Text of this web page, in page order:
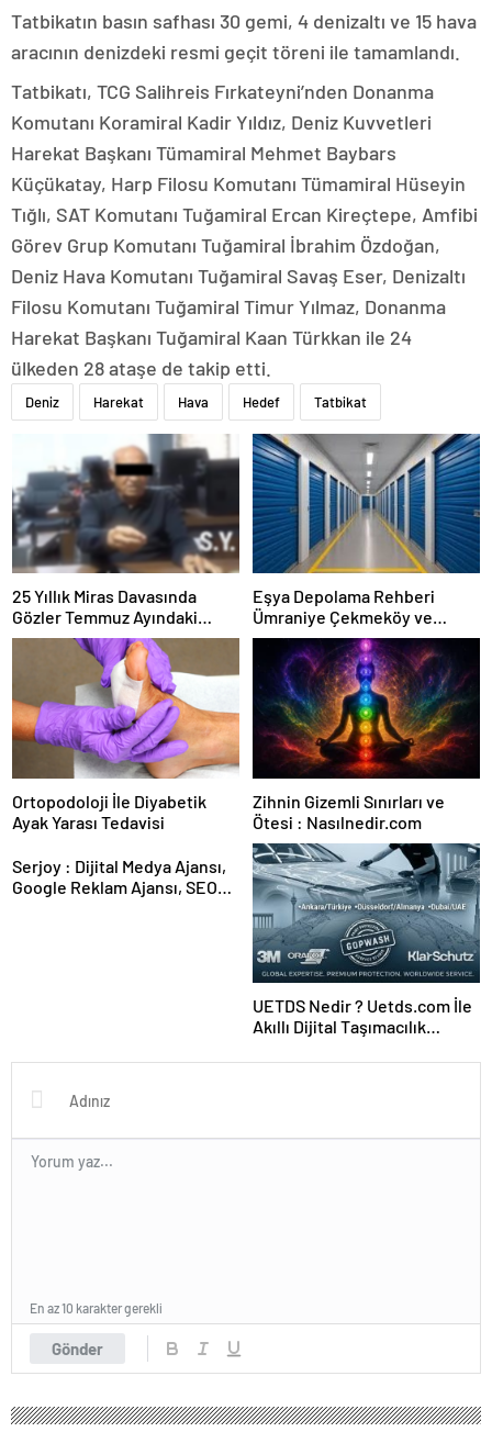
Tatbikatın basın safhası 30 gemi, 4 denizaltı ve 15 hava
aracının denizdeki resmi geçit töreni ile tamamlandı.
Tatbikatı, TCG Salihreis Fırkateyni’nden Donanma
Komutanı Koramiral Kadir Yıldız, Deniz Kuvvetleri
Harekat Başkanı Tümamiral Mehmet Baybars
Küçükatay, Harp Filosu Komutanı Tümamiral Hüseyin
Tığlı, SAT Komutanı Tuğamiral Ercan Kireçtepe, Amfibi
Görev Grup Komutanı Tuğamiral İbrahim Özdoğan,
Deniz Hava Komutanı Tuğamiral Savaş Eser, Denizaltı
Filosu Komutanı Tuğamiral Timur Yılmaz, Donanma
Harekat Başkanı Tuğamiral Kaan Türkkan ile 24
ülkeden 28 ataşe de takip etti.
Deniz Harekat Hava Hedef Tatbikat
25 Yıllık Miras Davasında
Gözler Temmuz Ayındaki
Karar Duruşmasına Çevrildi
Eşya Depolama Rehberi
Ümraniye Çekmeköy ve
Kadıköy
Ortopodoloji İle Diyabetik
Ayak Yarası Tedavisi
Zihnin Gizemli Sınırları ve
Ötesi : Nasılnedir.com
Serjoy : Dijital Medya Ajansı,
Google Reklam Ajansı, SEO
UETDS Nedir ? Uetds.com İle
Akıllı Dijital Taşımacılık
Gönder
En az 10 karakter gerekli